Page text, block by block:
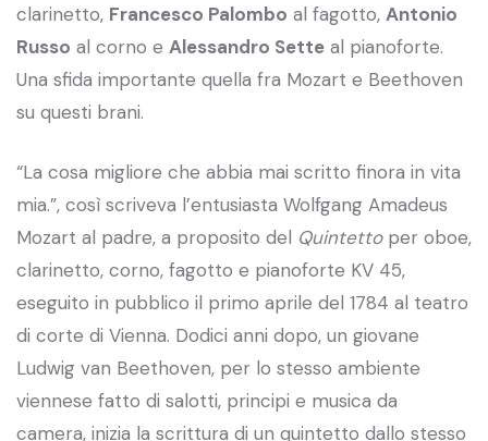
clarinetto, Francesco Palombo al fagotto, Antonio
Russo al corno e Alessandro Sette al pianoforte.
Una sfida importante quella fra Mozart e Beethoven
su questi brani.
“La cosa migliore che abbia mai scritto finora in vita
mia.”, così scriveva l’entusiasta Wolfgang Amadeus
Mozart al padre, a proposito del Quintettoper oboe,
clarinetto, corno, fagotto e pianoforte KV 45,
eseguito in pubblico il primo aprile del 1784 al teatro
di corte di Vienna. Dodici anni dopo, un giovane
Ludwig van Beethoven, per lo stesso ambiente
viennese fatto di salotti, principi e musica da
camera, inizia la scrittura di un quintetto dallo stesso